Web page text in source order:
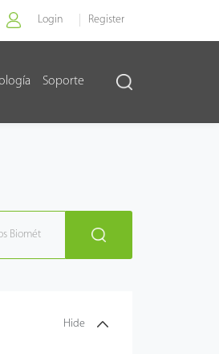
Login Register
Soporte
Hide